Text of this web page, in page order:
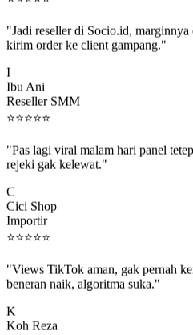
kirim order ke client gampang."
Ibu Ani
Reseller SMM
⭐⭐⭐⭐⭐
rejeki gak kelewat."
Cici Shop
Importir
⭐⭐⭐⭐⭐
beneran naik, algoritma suka."
Koh Reza
Content Creator